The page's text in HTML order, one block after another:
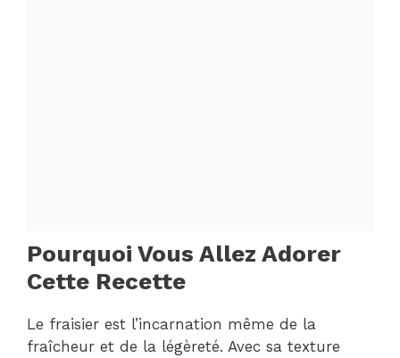
Pourquoi Vous Allez Adorer
Cette Recette
Le fraisier est l’incarnation même de la
fraîcheur et de la légèreté. Avec sa texture